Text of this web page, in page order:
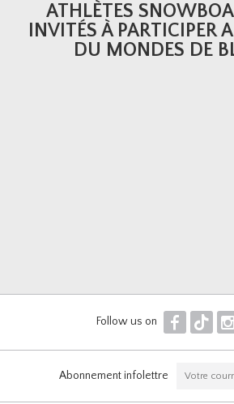
ATHLÈTES
INVITÉS À PARTICIPER
DU MONDES DE
Follow us on F T I
Abonnement infolettre